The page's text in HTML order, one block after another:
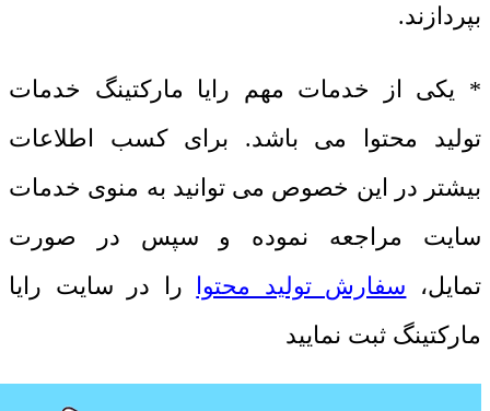
بپردازند.
* یکی از خدمات مهم رایا مارکتینگ خدمات
تولید محتوا می باشد. برای کسب اطلاعات
بیشتر در این خصوص می توانید به منوی خدمات
سایت مراجعه نموده و سپس در صورت
تمایل، سفارش تولید محتوا را در سایت رایا
مارکتینگ ثبت نمایید